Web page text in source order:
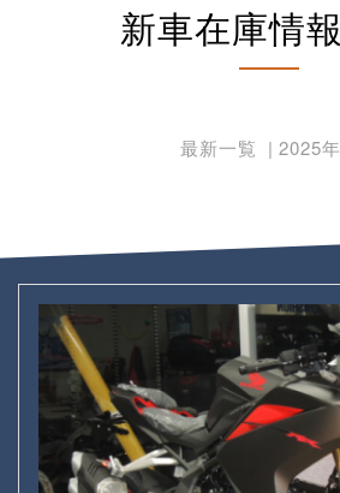
新車在庫情報
最新一覧 2025年